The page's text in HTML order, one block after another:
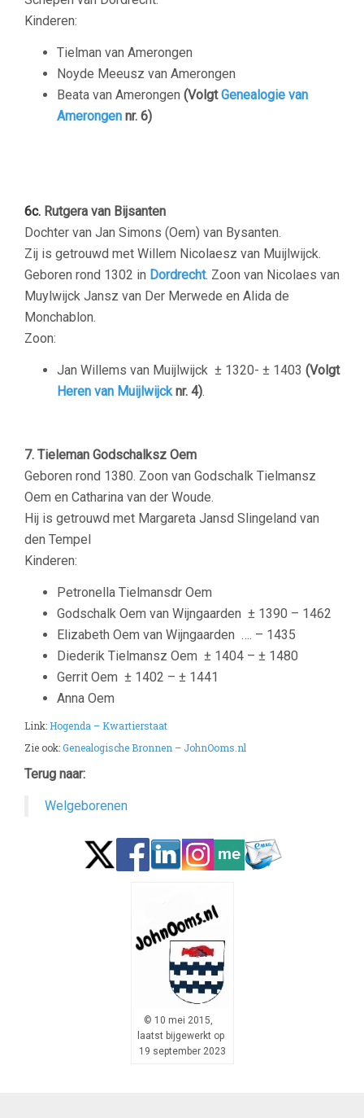
Kinderen:
Tielman van Amerongen
Noyde Meeusz van Amerongen
Beata van Amerongen (VolgtGenealogie van
Amerongen nr. 6)
6c. Rutgera van Bijsanten
Dochter van Jan Simons (Oem) van Bysanten.
Zij is getrouwd met Willem Nicolaesz van Muijlwijck.
Geboren rond 1302 in Dordrecht. Zoon van Nicolaes van
Muylwijck Jansz van Der Merwede en Alida de
Monchablon.
Zoon:
Jan Willems van Muijlwijck ± 1320- ± 1403 (Volgt
Heren van Muijlwijcknr. 4).
7. Tieleman Godschalksz Oem
Geboren rond 1380. Zoon van Godschalk Tielmansz
Oem en Catharina van der Woude.
Hij is getrouwd met Margareta Jansd Slingeland van
den Tempel
Kinderen:
Petronella Tielmansdr Oem
Godschalk Oem van Wijngaarden ± 1390 – 1462
Elizabeth Oem van Wijngaarden …. – 1435
Diederik Tielmansz Oem ± 1404 – ± 1480
Gerrit Oem ± 1402 – ± 1441
Anna Oem
Link: Hogenda – Kwartierstaat
Zie ook:Genealogische Bronnen – JohnOoms.nl
Terug naar:
Welgeborenen
© 10 mei 2015,
laatst bijgewerkt op
19 september 2023